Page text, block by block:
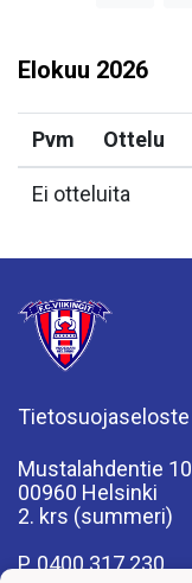
Elokuu 2026
Pvm Ottelu
Ei otteluita
Tietosuojaseloste
Mustalahdentie 10
00960 Helsinki
2. krs (summeri)
P. 0400 317 230